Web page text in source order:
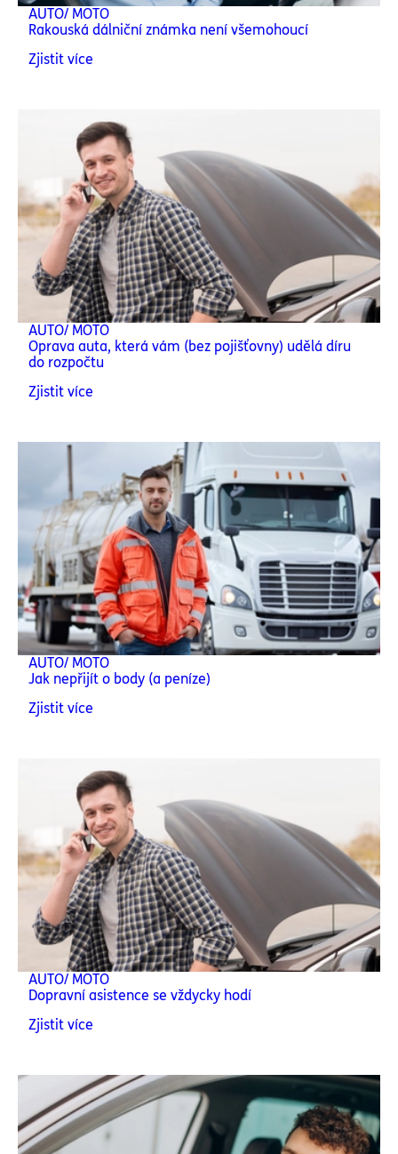
AUTO/ MOTO
Rakouská dálniční známka není všemohoucí
Zjistit více
AUTO/ MOTO
Oprava auta, která vám (bez pojišťovny) udělá díru
do rozpočtu
Zjistit více
AUTO/ MOTO
Jak nepřijít o body (a peníze)
Zjistit více
AUTO/ MOTO
Dopravní asistence se vždycky hodí
Zjistit více